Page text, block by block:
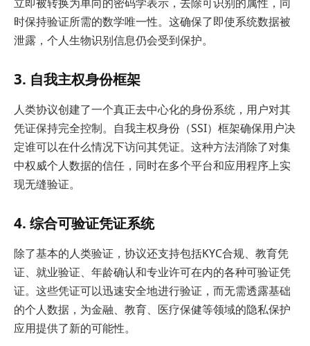
时保持验证所需的数学唯一性。这确保了即使系统数据被
泄露，个人生物识别信息仍会受到保护。
3. 自我主权身份框架
人类协议创建了一个真正去中心化的身份系统，用户对其
凭证保持完全控制。自我主权身份（SSI）框架确保用户决
定谁可以在什么情况下访问其凭证。这种方法消除了对集
中权威个人数据的信任，同时在多个平台和应用程序上实
现无缝验证。
4. 综合可验证凭证系统
除了基本的人类验证，协议还支持包括KYC合规、教育凭
证、就业验证、年龄确认和专业许可在内的各种可验证凭
证。这些凭证可以迅速安全地进行验证，而无需透露基础
的个人数据，为金融、教育、医疗保健等领域的隐私保护
应用提供了新的可能性。